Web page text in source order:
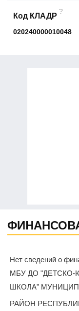
Код КЛАДР
?
020240000010048
Нет сведений о
МБУ ДО
ШКОЛА"
РАЙОН